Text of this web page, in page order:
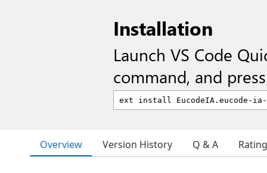
Installation
Launch VS Code
command, and
Overview Version History Q & A